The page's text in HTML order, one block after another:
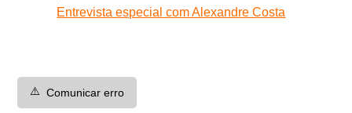
Entrevista especial com Alexandre Costa
⚠️ Comunicar erro